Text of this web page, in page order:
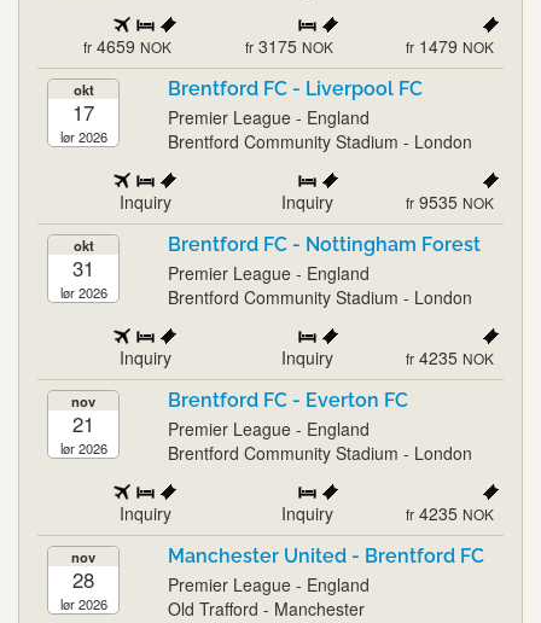
fr 4659 NOK fr 3175 NOK fr 1479 NOK
okt
17
lør 2026
Brentford FC - Liverpool FC
Premier League - England
Brentford Community Stadium - London
Inquiry Inquiry fr 9535 NOK
okt
31
lør 2026
Brentford FC - Nottingham Forest
Premier League - England
Brentford Community Stadium - London
Inquiry Inquiry fr 4235 NOK
nov
21
lør 2026
Brentford FC - Everton FC
Premier League - England
Brentford Community Stadium - London
Inquiry Inquiry fr 4235 NOK
nov
28
lør 2026
Manchester United - Brentford FC
Premier League - England
Old Trafford - Manchester